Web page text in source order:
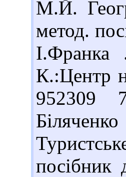
М.Й.
метод.
І.Франка
К.:Центр
952309
посібник